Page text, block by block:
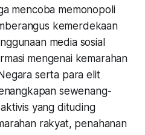
mencoba memonopoli
kemerdekaan
media sosial
mengenai kemarahan
serta para elit
sewenang-
yang dituding
rakyat, penahanan